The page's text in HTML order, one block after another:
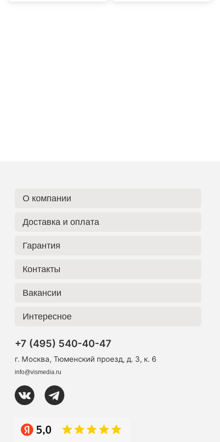
О компании
Доставка и оплата
Гарантия
Контакты
Вакансии
Интересное
+7 (495) 540-40-47
г. Москва, Тюменский проезд, д. 3, к. 6
info@vismedia.ru